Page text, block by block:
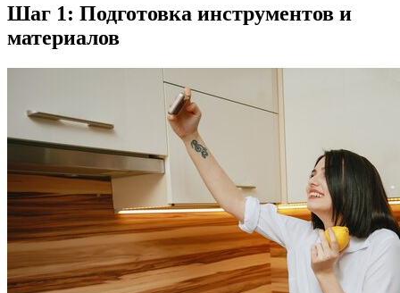
Шаг 1: Подготовка инструментов и
материалов